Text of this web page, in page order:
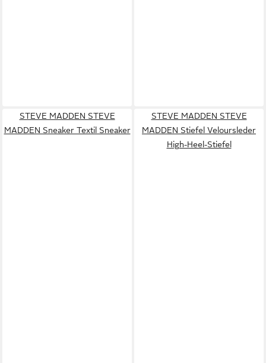
STEVE MADDEN STEVE
MADDEN Sneaker Textil Sneaker
STEVE MADDEN STEVE
MADDEN Stiefel Veloursleder
High-Heel-Stiefel